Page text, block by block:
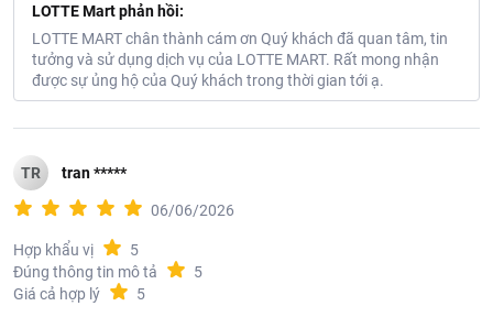
LOTTE Mart phản hồi:
LOTTE MART chân thành cám ơn Quý khách đã quan tâm, tin
tưởng và sử dụng dịch vụ của LOTTE MART. Rất mong nhận
được sự ủng hộ của Quý khách trong thời gian tới ạ.
TR tran *****
06/06/2026
Hợp khẩu vị
5
Đúng thông tin mô tả
5
Giá cả hợp lý
5